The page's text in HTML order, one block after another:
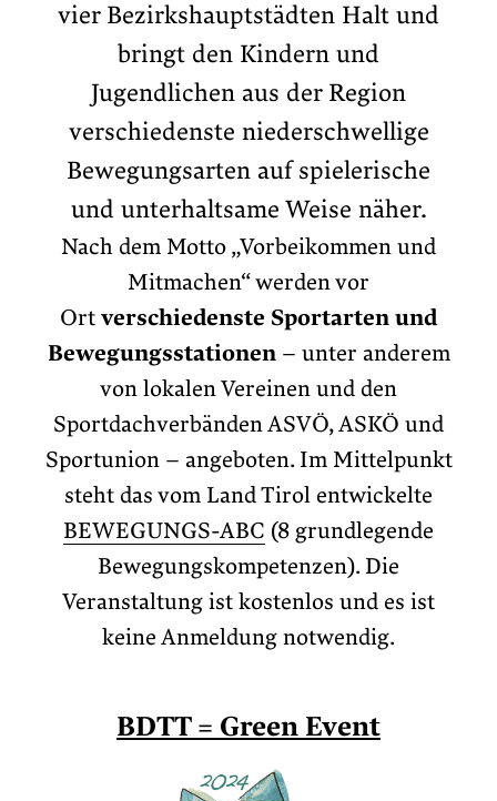
vier Bezirkshauptstädten Halt und
bringt den Kindern und
Jugendlichen aus der Region
verschiedenste niederschwellige
Bewegungsarten auf spielerische
und unterhaltsame Weise näher.
Nach dem Motto „Vorbeikommen und
Mitmachen“ werden vor
Ort verschiedenste Sportarten und
Bewegungsstationen– unter anderem
von lokalen Vereinen und den
Sportdachverbänden ASVÖ, ASKÖ und
Sportunion – angeboten. Im Mittelpunkt
steht das vom Land Tirol entwickelte
BEWEGUNGS-ABC (8 grundlegende
Bewegungskompetenzen). Die
Veranstaltung ist kostenlos und es ist
keine Anmeldung notwendig.
BDTT = Green Event